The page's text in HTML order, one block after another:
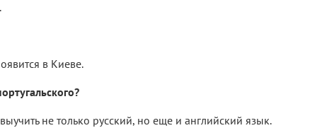
в Киеве.
не только русский, но еще и английский язык.